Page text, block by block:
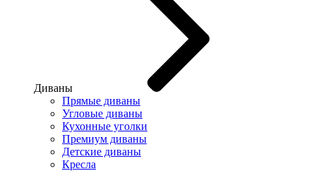
Диваны
Прямые диваны
Угловые диваны
Кухонные уголки
Премиум диваны
Детские диваны
Кресла